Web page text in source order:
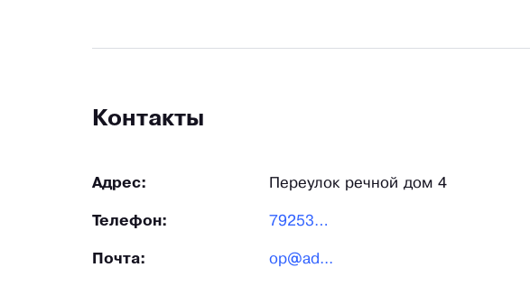
Контакты
Адрес: Переулок речной дом 4
Телефон: 792537...
Почта: op@ad...